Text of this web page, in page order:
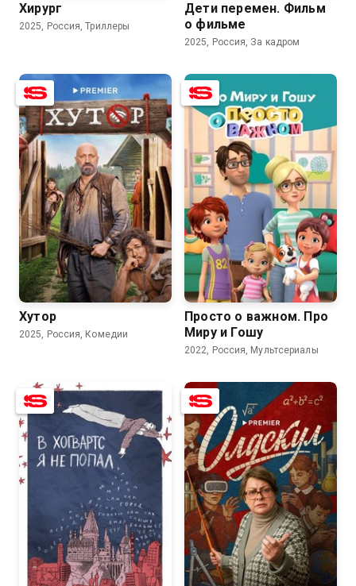
Хирург
2025, Россия, Триллеры
Дети перемен. Фильм
о фильме
2025, Россия, За кадром
7.8 6.0
Хутор
2025, Россия, Комедии
9.0
Просто о важном. Про
Миру и Гошу
2022, Россия, Мультсериалы